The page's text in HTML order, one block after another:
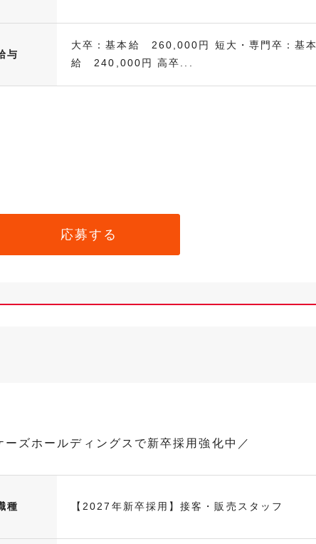
与
大卒：基本給 260,000円 短大・専門卒：基本
給 240,000円 高卒...
応募する
ズホールディングスで新卒採用強化中／
種 【2027年新卒採用】接客・販売スタッフ